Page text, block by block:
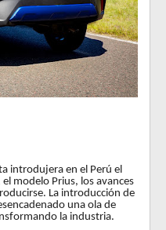
introdujera en el Perú el
modelo Prius, los avances
La introducción de
una ola de
la industria.